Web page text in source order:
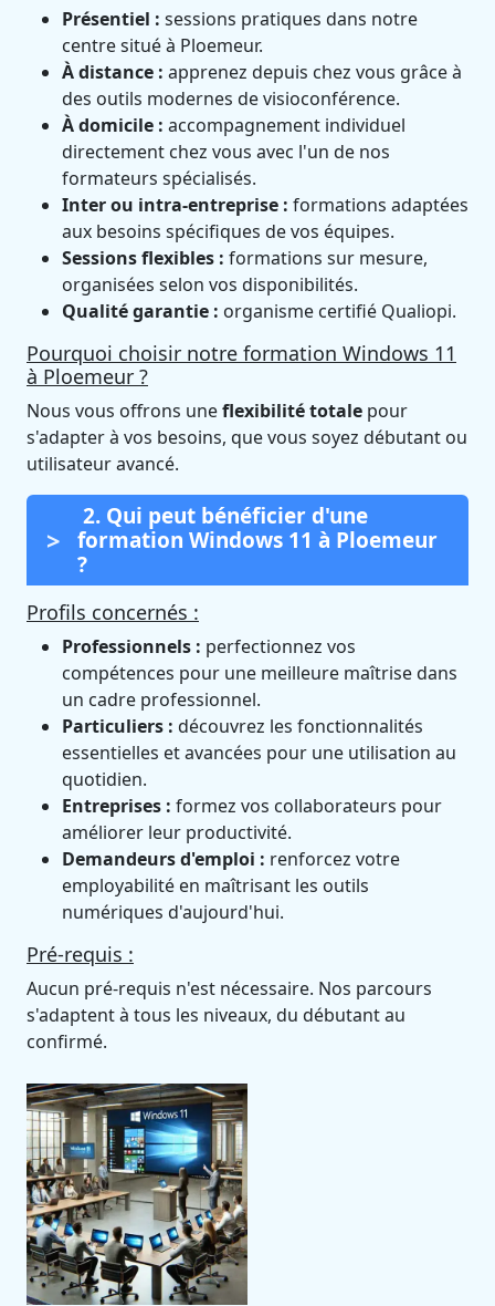
Présentiel : sessions pratiques dans notre
centre situé à Ploemeur.
À distance : apprenez depuis chez vous grâce à
des outils modernes de visioconférence.
À domicile : accompagnement individuel
directement chez vous avec l'un de nos
formateurs spécialisés.
Inter ou intra-entreprise : formations adaptées
aux besoins spécifiques de vos équipes.
Sessions flexibles : formations sur mesure,
organisées selon vos disponibilités.
Qualité garantie : organisme certifié Qualiopi.
Pourquoi choisir notre formation Windows 11
à Ploemeur ?
Nous vous offrons uneflexibilité totale pour
s'adapter à vos besoins, que vous soyez débutant ou
utilisateur avancé.
2. Qui peut bénéficier d'une
formation Windows 11 à Ploemeur
?
Profils concernés :
Professionnels : perfectionnez vos
compétences pour une meilleure maîtrise dans
un cadre professionnel.
Particuliers : découvrez les fonctionnalités
essentielles et avancées pour une utilisation au
quotidien.
Entreprises : formez vos collaborateurs pour
améliorer leur productivité.
Demandeurs d'emploi : renforcez votre
employabilité en maîtrisant les outils
numériques d'aujourd'hui.
Pré-requis :
Aucun pré-requis n'est nécessaire. Nos parcours
s'adaptent à tous les niveaux, du débutant au
confirmé.